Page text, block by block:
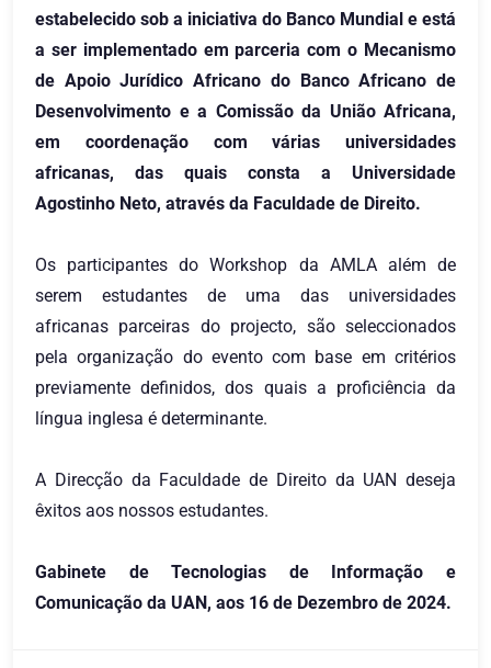
estabelecido sob a iniciativa do Banco Mundial e está
a ser implementado em parceria com o Mecanismo
de Apoio Jurídico Africano do Banco Africano de
Desenvolvimento e a Comissão da União Africana,
em coordenação com várias universidades
africanas, das quais consta a Universidade
Agostinho Neto, através da Faculdade de Direito.
Os participantes do Workshop da AMLA além de
serem estudantes de uma das universidades
africanas parceiras do projecto, são seleccionados
pela organização do evento com base em critérios
previamente definidos, dos quais a proficiência da
língua inglesa é determinante.
A Direcção da Faculdade de Direito da UAN deseja
êxitos aos nossos estudantes.
Gabinete de Tecnologias de Informação e
Comunicação da UAN, aos 16 de Dezembro de 2024.